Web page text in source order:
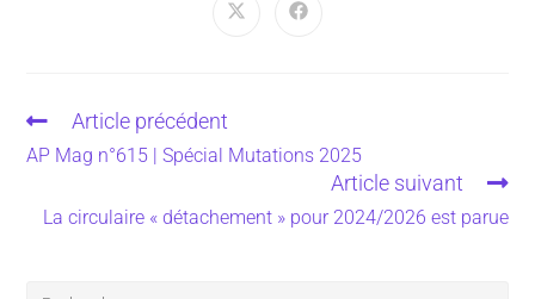
Article précédent
AP Mag n°615 | Spécial Mutations 2025
Article suivant
La circulaire « détachement » pour 2024/2026 est parue